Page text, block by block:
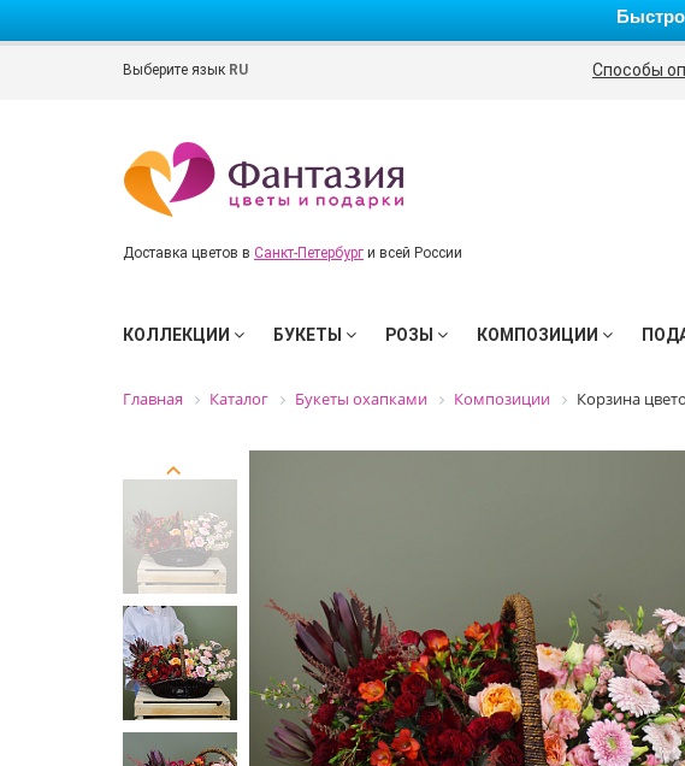
Выберите язык RU Способы
Доставка цветов в Санкт-Петербург и всей России
КОЛЛЕКЦИИ БУКЕТЫ РОЗЫ КОМПОЗИЦИИ
Главная Каталог Букеты охапками Композиции Корзина